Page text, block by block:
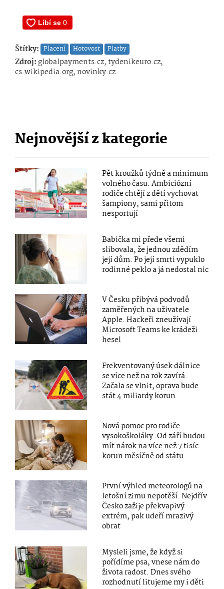
Štítky: Placení Hotovost Platby
Zdroj: globalpayments.cz, tydenikeuro.cz,
cs.wikipedia.org, novinky.cz
Nejnovější z kategorie
Pět kroužků týdně a minimum
volného času. Ambiciózní
rodiče chtějí z dětí vychovat
šampiony, sami přitom
nesportují
Babička mi přede všemi
slibovala, že jednou zdědím
její dům. Po její smrti vypuklo
rodinné peklo a já nedostal nic
V Česku přibývá podvodů
zaměřených na uživatele
Apple. Hackeři zneužívají
Microsoft Teams ke krádeži
hesel
Frekventovaný úsek dálnice
se více než na rok zavírá.
Začala se vlnit, oprava bude
stát 4 miliardy korun
Nová pomoc pro rodiče
vysokoškoláky. Od září budou
mít nárok na více než 7 tisíc
korun měsíčně od státu
První výhled meteorologů na
letošní zimu nepotěší. Nejdřív
Česko zažije překvapivý
extrém, pak udeří mrazivý
obrat
Mysleli jsme, že když si
pořídíme psa, vnese nám do
života radost. Dnes svého
rozhodnutí litujeme my i děti